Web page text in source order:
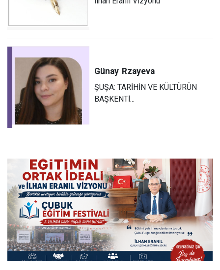
Günay Rzayeva
ŞUŞA: TARİHİN VE KÜLTÜRÜN
BAŞKENTİ...